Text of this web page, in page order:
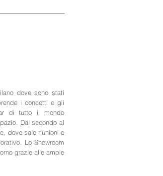
dove sono stati
i concetti e gli
di tutto il mondo
Dal secondo al
dove sale riunioni e
Lo Showroom
grazie alle ampie